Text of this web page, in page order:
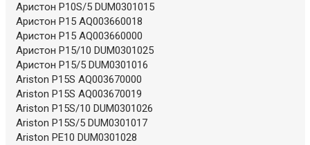
Аристон P10S/5 DUM0301015
Аристон P15 AQ003660018
Аристон P15 AQ003660000
Аристон P15/10 DUM0301025
Аристон P15/5 DUM0301016
Ariston P15S AQ003670000
Ariston P15S AQ003670019
Ariston P15S/10 DUM0301026
Ariston P15S/5 DUM0301017
Ariston PE10 DUM0301028